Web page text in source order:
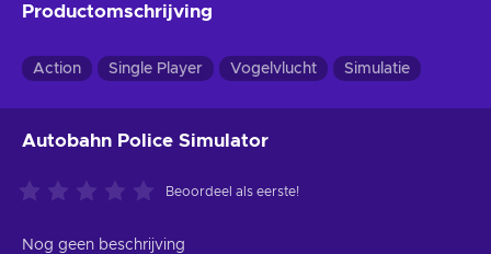
Productomschrijving
Action Single Player Vogelvlucht Simulatie
Autobahn Police Simulator
Beoordeel als eerste!
Nog geen beschrijving